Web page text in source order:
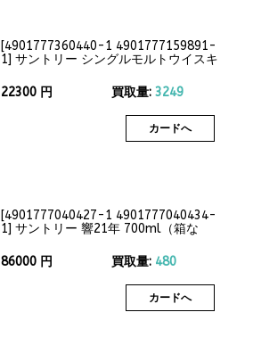
[4901777360440-1 4901777159891-
1] サントリー シングルモルトウイスキ
22300 円 買取量: 3249
カードへ
[4901777040427-1 4901777040434-
1] サントリー 響21年 700ml（箱な
86000 円 買取量: 480
カードへ